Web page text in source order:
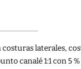
laterales,
canalé 1:1 con 5